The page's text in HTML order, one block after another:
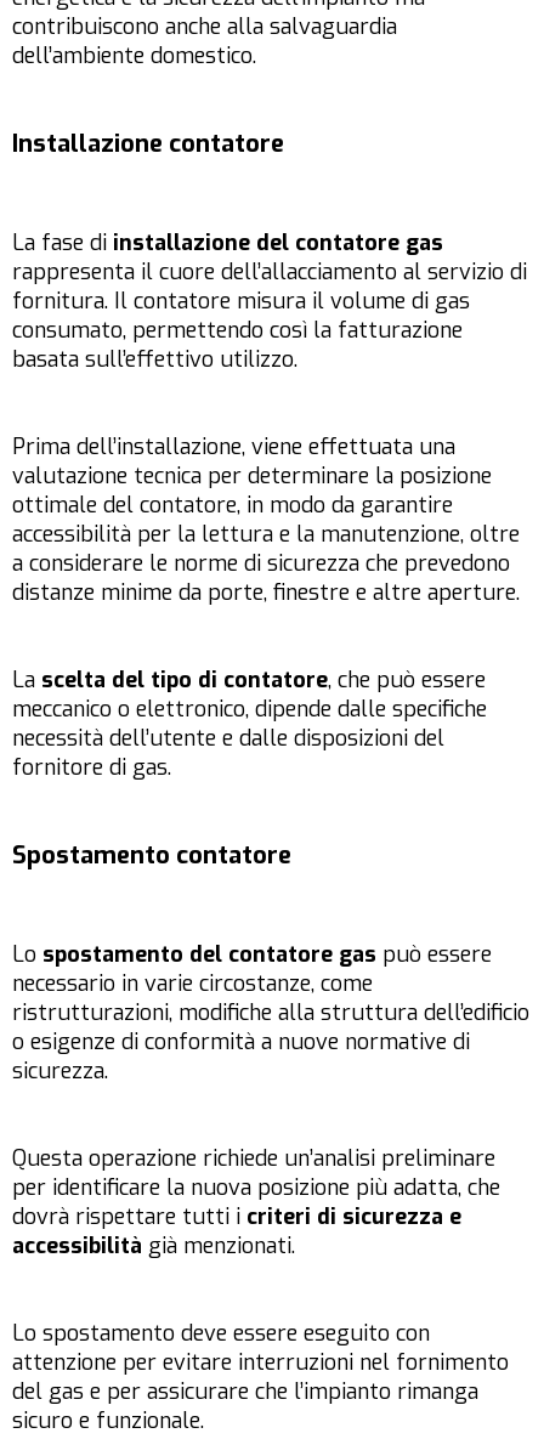
contribuiscono anche alla salvaguardia
dell’ambiente domestico.
Installazione contatore
La fase di installazione del contatore gas
rappresenta il cuore dell’allacciamento al servizio di
fornitura. Il contatore misura il volume di gas
consumato, permettendo così la fatturazione
basata sull’effettivo utilizzo.
Prima dell’installazione, viene effettuata una
valutazione tecnica per determinare la posizione
ottimale del contatore, in modo da garantire
accessibilità per la lettura e la manutenzione, oltre
a considerare le norme di sicurezza che prevedono
distanze minime da porte, finestre e altre aperture.
La scelta del tipo di contatore, che può essere
meccanico o elettronico, dipende dalle specifiche
necessità dell’utente e dalle disposizioni del
fornitore di gas.
Spostamento contatore
Lo spostamento del contatore gas può essere
necessario in varie circostanze, come
ristrutturazioni, modifiche alla struttura dell’edificio
o esigenze di conformità a nuove normative di
sicurezza.
Questa operazione richiede un’analisi preliminare
per identificare la nuova posizione più adatta, che
dovrà rispettare tutti i criteri di sicurezza e
accessibilità già menzionati.
Lo spostamento deve essere eseguito con
attenzione per evitare interruzioni nel fornimento
del gas e per assicurare che l’impianto rimanga
sicuro e funzionale.